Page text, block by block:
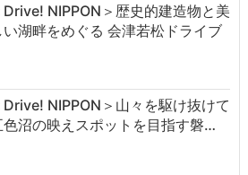
Drive! NIPPON＞歴史的建造物と美
い湖畔をめぐる 会津若松ドライブ
Drive! NIPPON＞山々を駆け抜けて
色沼の映えスポットを目指す磐…